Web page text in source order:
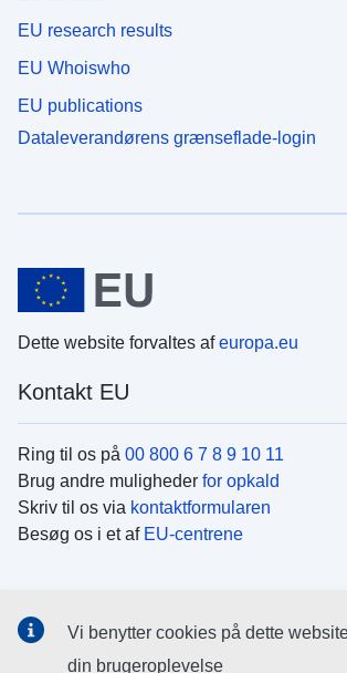
EU research results
EU Whoiswho
EU publications
Dataleverandørens grænseflade-login
Dette website forvaltes afeuropa.eu
Kontakt EU
Ring til os på 00 800 6 7 8 9 10 11
Brug andre muligheder for opkald
Skriv til os via kontaktformularen
Besøg os i et af EU-centrene
Søg efter EU's sider påsociale medier
Vi benytter cookies på dette
din brugeroplevelse